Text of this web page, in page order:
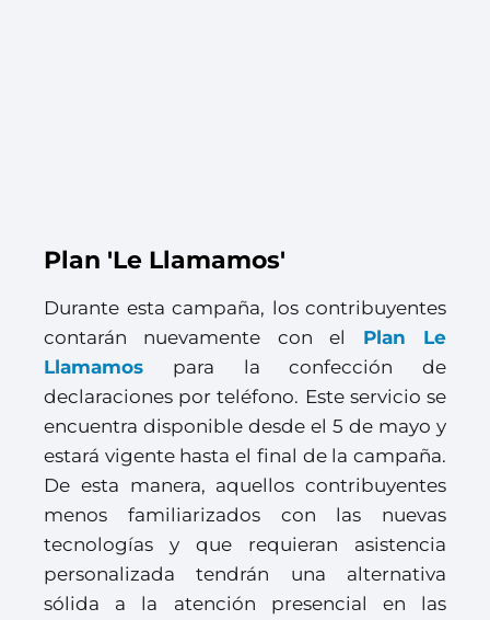
Plan 'Le Llamamos'
Durante esta campaña, los contribuyentes
contarán nuevamente con el Plan Le
Llamamos para la confección de
declaraciones por teléfono. Este servicio se
encuentra disponible desde el 5 de mayo y
estará vigente hasta el final de la campaña.
De esta manera, aquellos contribuyentes
menos familiarizados con las nuevas
tecnologías y que requieran asistencia
personalizada tendrán una alternativa
sólida a la atención presencial en las